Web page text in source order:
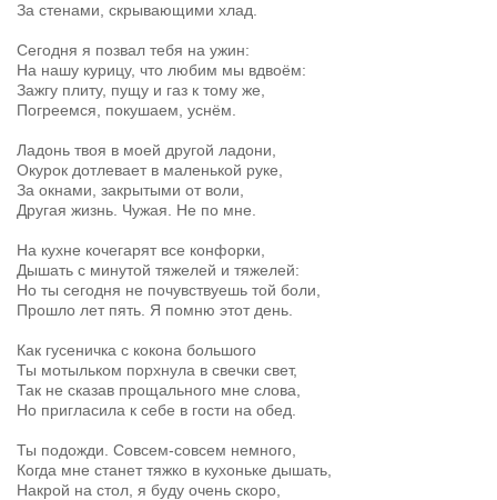
Перейти на полную версию
За стенами, скрывающими хлад.
Сегодня я позвал тебя на ужин:
На нашу курицу, что любим мы вдвоём:
Зажгу плиту, пущу и газ к тому же,
Погреемся, покушаем, уснём.
Ладонь твоя в моей другой ладони,
Окурок дотлевает в маленькой руке,
За окнами, закрытыми от воли,
Другая жизнь. Чужая. Не по мне.
На кухне кочегарят все конфорки,
Дышать с минутой тяжелей и тяжелей:
Но ты сегодня не почувствуешь той боли,
Прошло лет пять. Я помню этот день.
Как гусеничка с кокона большого
Ты мотыльком порхнула в свечки свет,
Так не сказав прощального мне слова,
Но пригласила к себе в гости на обед.
Ты подожди. Совсем-совсем немного,
Когда мне станет тяжко в кухоньке дышать,
Накрой на стол, я буду очень скоро,